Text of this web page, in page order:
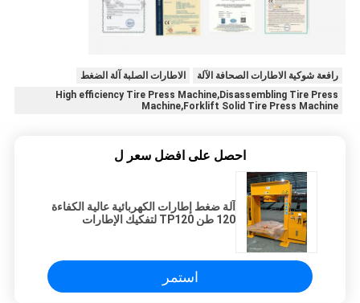
رافعة شوكية الاطارات الصحافة الآلة
الاطارات الصلبة آلة الضغط
High efficiency Tire Press Machine,Disassembling Tire Press
Machine,Forklift Solid Tire Press Machine
احصل على افضل سعر ل
آلة ضغط إطارات الكهربائية عالية الكفاءة
120 طن TP120 لتفكيك الإطارات
استمر